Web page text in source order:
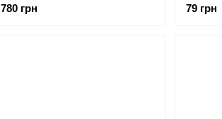
780 грн
79 грн